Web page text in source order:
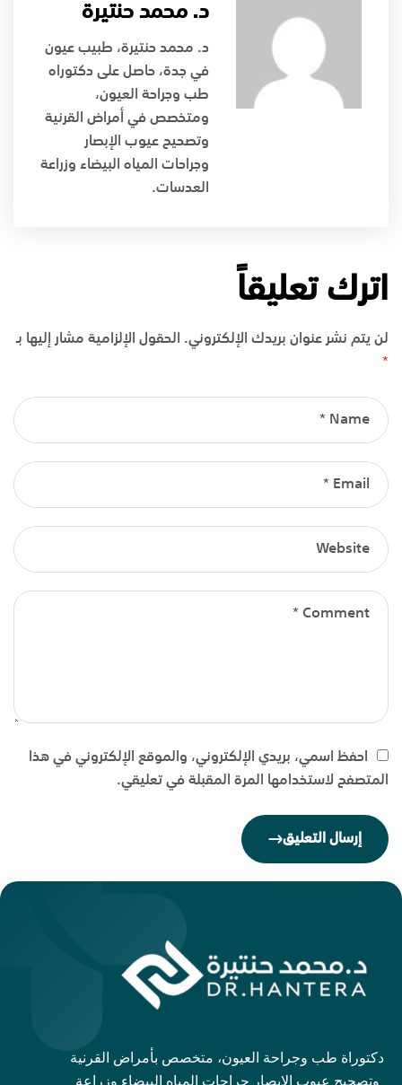
د. محمد حنتيرة
د. محمد حنتيرة، طبيب عيون
في جدة، حاصل على دكتوراه
طب وجراحة العيون،
ومتخصص في أمراض القرنية
وتصحيح عيوب الإبصار
وجراحات المياه البيضاء وزراعة
العدسات.
اترك تعليقاً
لن يتم نشر عنوان بريدك الإلكتروني.
الحقول الإلزامية مشار إليها بـ
*
احفظ اسمي، بريدي الإلكتروني، والموقع الإلكتروني في هذا
المتصفح لاستخدامها المرة المقبلة في تعليقي.
إرسال التعليق
دكتوراة طب وجراحة العيون، متخصص بأمراض القرنية
وتصحيح عيوب الإبصار جراحات المياه البيضاء وزراعة